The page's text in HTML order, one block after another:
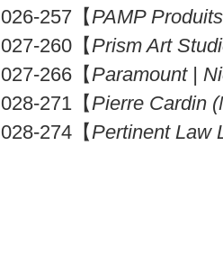
026-257【PAMP
027-260【Prism Art
027-266【Paramount |
028-271【Pierre Cardin
028-274【Pertinent Law